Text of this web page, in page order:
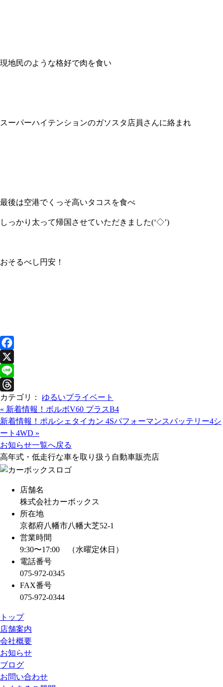
現地民のような格好で肉を食い
スーパーハイテンションのガソスタ店員さんに絡まれ
最後は空港でくっそ高いタコスを食べ
しっかり太って帰国させていただきました(‘◇’)ゞ
おそるべし円安！
F
a
c
e
b
o
o
k
X
L
i
n
e
T
h
r
e
a
d
カテゴリ：
ゆるいプライベート
« 新着情報！ボルボV60 プラスB4
新着情報！ポルシェタイカン 4Sパフォーマンスバッテリー4シ
ート4WD »
お知らせ一覧へ戻る
高年式・低走行な車を取り扱う自動車販売店
店舗名
株式会社カーボックス
所在地
京都府八幡市八幡大芝52-1
営業時間
9:30〜17:00 （水曜定休日）
電話番号
075-972-0345
FAX番号
075-972-0344
トップ
店舗案内
会社概要
お知らせ
ブログ
お問い合わせ